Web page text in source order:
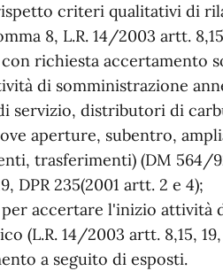
criteri qualitativi di
8, L.R. 14/2003 artt.
con richiesta accertamento
di somministrazione
servizio, distributori di
aperture, subentro,
trasferimenti) (DM 564/
DPR 235(2001 artt. 2 e 4);
per accertare l'inizio
(L.R. 14/2003 artt. 8,15,
a seguito di esposti.